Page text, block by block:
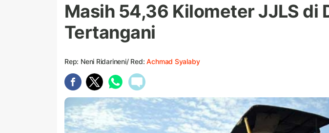
Masih 54,36 Kilometer JJLS di
Tertangani
Rep: Neni Ridarineni/ Red:Achmad Syalaby